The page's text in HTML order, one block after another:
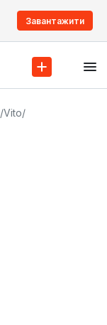
Завантажити
/Vito/